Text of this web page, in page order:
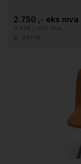
2.750 ,- eks mva
3.438 ,- inkl mva
ID: 64548